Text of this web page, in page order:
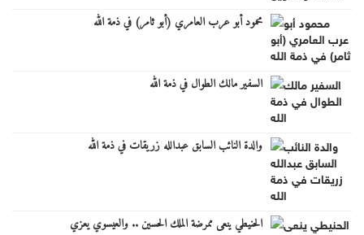
محمود أبو عرب العامري (أبو ثامر) في ذمة الله
السفير مالك الطوال في ذمة الله
والدة النائب السابق عبدالله زريقات في ذمة الله
الحنيطي ينعى ممرضة الملك الحسين .. والعيسوي يعزي